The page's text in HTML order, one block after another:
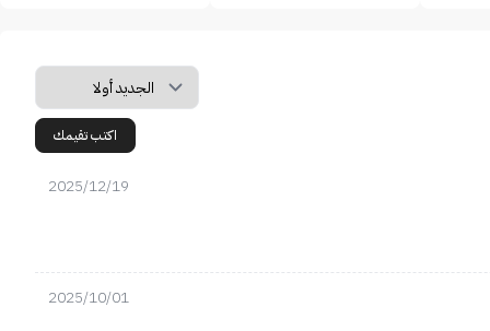
اكتب تقيمك
2025/12/19
2025/10/01